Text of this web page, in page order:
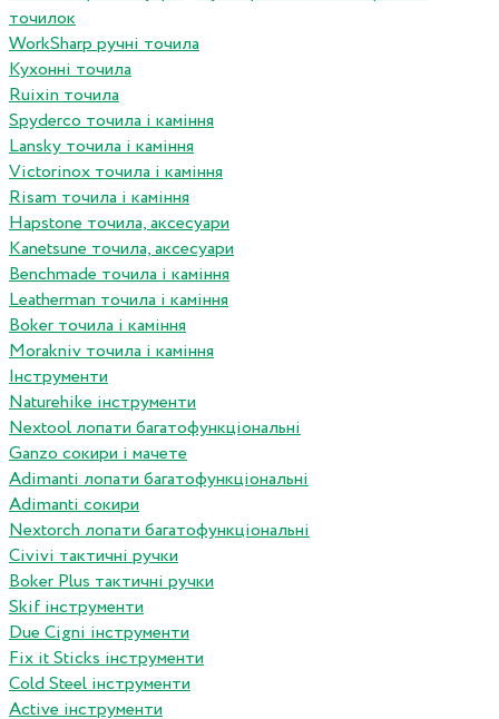
точилок
WorkSharp ручні точила
Кухонні точила
Ruixin точила
Spyderco точила і каміння
Lansky точила і каміння
Victorinox точила і каміння
Risam точила і каміння
Hapstone точила, аксесуари
Kanetsune точила, аксесуари
Benchmade точила і каміння
Leatherman точила і каміння
Boker точила і каміння
Morakniv точила і каміння
Інструменти
Naturehike інструменти
Nextool лопати багатофункціональні
Ganzo сокири і мачете
Adimanti лопати багатофункціональні
Adimanti сокири
Nextorch лопати багатофункціональні
Сivivi тактичні ручки
Boker Plus тактичні ручки
Skif інструменти
Due Cigni інструменти
Fix it Sticks інструменти
Сold Steel інструменти
Active інструменти